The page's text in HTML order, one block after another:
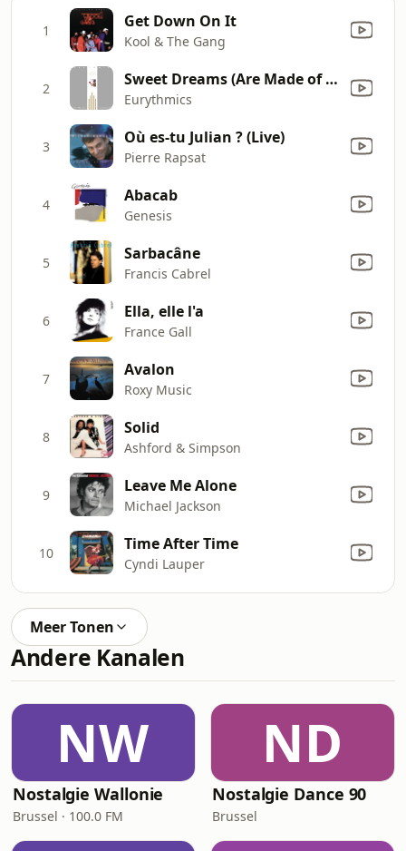
1 Get Down On It
Kool & The Gang
2 Sweet Dreams (Are Made of This)
Eurythmics
3 Où es-tu Julian ? (Live)
Pierre Rapsat
4 Abacab
Genesis
5 Sarbacâne
Francis Cabrel
6 Ella, elle l'a
France Gall
7 Avalon
Roxy Music
8 Solid
Ashford & Simpson
9 Leave Me Alone
Michael Jackson
10 Time After Time
Cyndi Lauper
Meer Tonen
Andere Kanalen
NW
Nostalgie Wallonie
Brussel · 100.0 FM
ND
Nostalgie Dance 90
Brussel